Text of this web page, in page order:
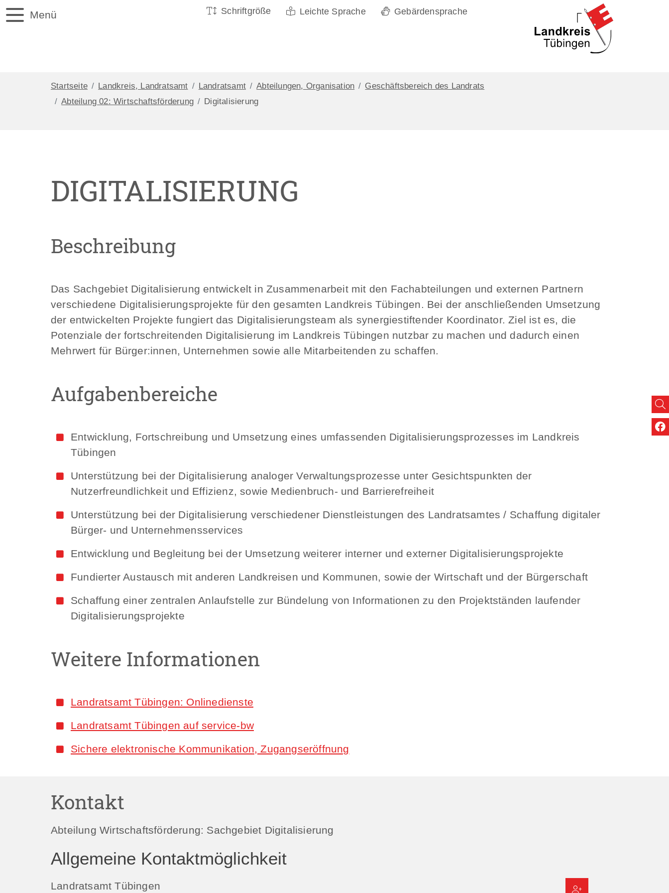
Menü Schriftgröße Leichte Sprache Gebärdensprache
Startseite Landkreis, Landratsamt Landratsamt Abteilungen, Organisation
Geschäftsbereich des Landrats
Abteilung 02: Wirtschaftsförderung
Digitalisierung
DIGITALISIERUNG
Beschreibung
Das Sachgebiet Digitalisierung entwickelt in Zusammenarbeit mit den Fachabteilungen und externen Partnern
verschiedene Digitalisierungsprojekte für den gesamten Landkreis Tübingen. Bei der anschließenden Umsetzung
der entwickelten Projekte fungiert das Digitalisierungsteam als synergiestiftender Koordinator. Ziel ist es, die
Potenziale der fortschreitenden Digitalisierung im Landkreis Tübingen nutzbar zu machen und dadurch einen
Mehrwert für Bürger:innen, Unternehmen sowie alle Mitarbeitenden zu schaffen.
Aufgabenbereiche
Entwicklung, Fortschreibung und Umsetzung eines umfassenden Digitalisierungsprozesses im Landkreis
Tübingen
Unterstützung bei der Digitalisierung analoger Verwaltungsprozesse unter Gesichtspunkten der
Nutzerfreundlichkeit und Effizienz, sowie Medienbruch- und Barrierefreiheit
Unterstützung bei der Digitalisierung verschiedener Dienstleistungen des Landratsamtes / Schaffung digitaler
Bürger- und Unternehmensservices
Entwicklung und Begleitung bei der Umsetzung weiterer interner und externer Digitalisierungsprojekte
Fundierter Austausch mit anderen Landkreisen und Kommunen, sowie der Wirtschaft und der Bürgerschaft
Schaffung einer zentralen Anlaufstelle zur Bündelung von Informationen zu den Projektständen laufender
Digitalisierungsprojekte
Weitere Informationen
Landratsamt Tübingen: Onlinedienste
Landratsamt Tübingen auf service-bw
Sichere elektronische Kommunikation, Zugangseröffnung
Kontakt
Abteilung Wirtschaftsförderung: Sachgebiet Digitalisierung
Allgemeine Kontaktmöglichkeit
Landratsamt Tübingen